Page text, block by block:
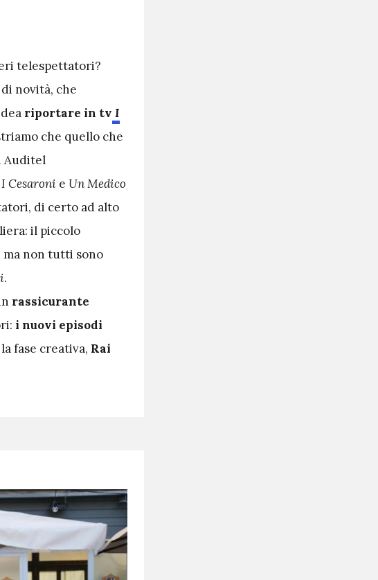
telespettatori?
novità, che
riportare in tv I
che quello che
Auditel
I Cesaroni e Un Medico
di certo ad alto
il piccolo
ma non tutti sono
.
rassicurante
i nuovi episodi
fase creativa, Rai